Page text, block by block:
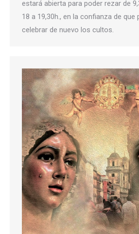
estará abierta para poder rezar de
18 a 19,30h., en la confianza de que
celebrar de nuevo los cultos.